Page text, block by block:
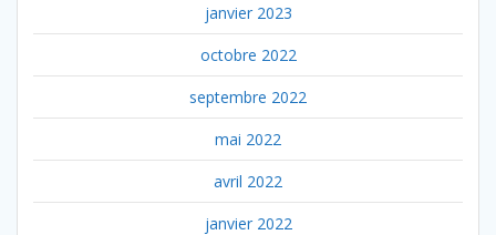
janvier 2023
octobre 2022
septembre 2022
mai 2022
avril 2022
janvier 2022